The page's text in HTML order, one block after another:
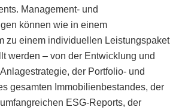
Management- und
können wie in einem
zu einem individuellen Leistungspaket
werden – von der Entwicklung und
der Portfolio- und
gesamten Immobilienbestandes, der
ESG-Reports, der